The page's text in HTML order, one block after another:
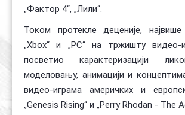
„Фактор 4“, „Лили“.
Током протекле деценије,
„Xbox“ и „PC“ на тржишту видео-
посветио карактеризацији
моделовању, анимацији и
видео-играма америчких и
„Genesis Rising“ и „Perry Rhodan - The